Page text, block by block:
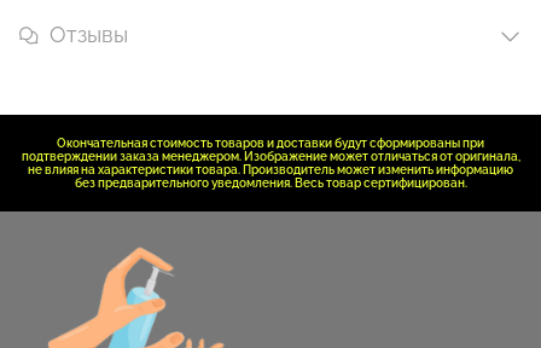
Отзывы
Окончательная стоимость товаров и доставки будут сформированы при
подтверждении заказа менеджером. Изображение может отличаться от оригинала,
не влияя на характеристики товара. Производитель может изменить информацию
без предварительного уведомления. Весь товар сертифицирован.